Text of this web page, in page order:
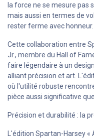
la force ne se mesure pas
mais aussi en termes de
rester ferme avec honneur.
Cette collaboration entre
Jr., membre du Hall of
faire légendaire à un
alliant précision et art.
où l'utilité robuste
pièce aussi significative
Précision et durabilité : la
L'édition Spartan-Harsey